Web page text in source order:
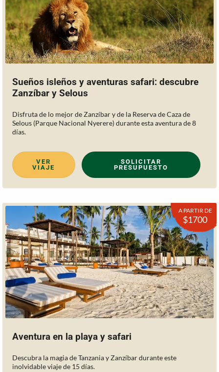
Sueños isleños y aventuras safari: descubre
Zanzíbar y Selous
Disfruta de lo mejor de Zanzíbar y de la Reserva de Caza de
Selous (Parque Nacional Nyerere) durante esta aventura de 8
días.
VER
VIAJE
SOLICITAR
PRESUPUESTO
A PARTIR DE
$1700
Aventura en la playa y safari
Descubra la magia de Tanzania y Zanzíbar durante este
inolvidable viaje de 15 días.